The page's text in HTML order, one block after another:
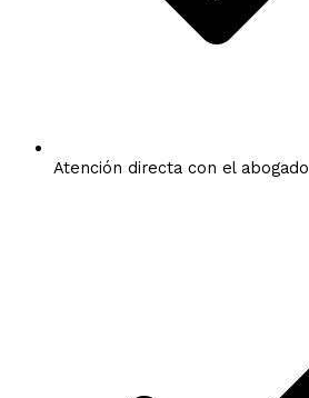
Atención directa con el